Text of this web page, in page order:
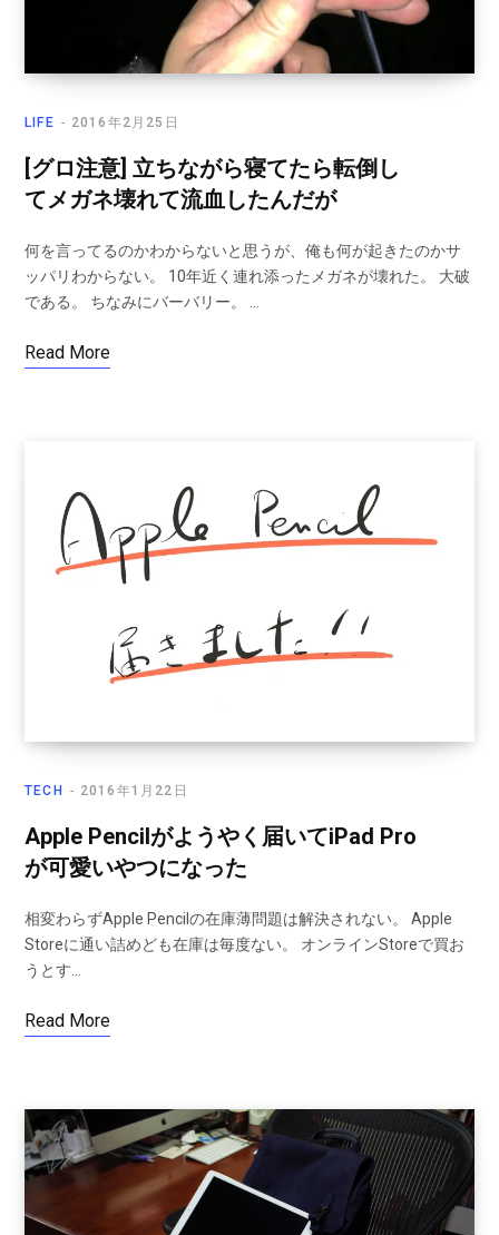
LIFE 2016年2月25日
[グロ注意] 立ちながら寝てたら転倒し
てメガネ壊れて流血したんだが
何を言ってるのかわからないと思うが、俺も何が起きたのかサ
ッパリわからない。 10年近く連れ添ったメガネが壊れた。 大破
である。 ちなみにバーバリー。 …
Read More
TECH 2016年1月22日
Apple Pencilがようやく届いてiPad Pro
が可愛いやつになった
相変わらずApple Pencilの在庫薄問題は解決されない。 Apple
Storeに通い詰めども在庫は毎度ない。 オンラインStoreで買お
うとす…
Read More